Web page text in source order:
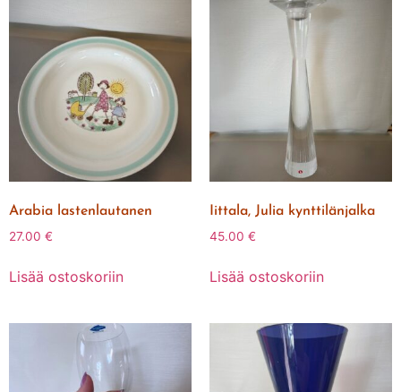
Arabia lastenlautanen
27.00 €
Lisää ostoskoriin
Iittala, Julia kynttilänjalka
45.00 €
Lisää ostoskoriin